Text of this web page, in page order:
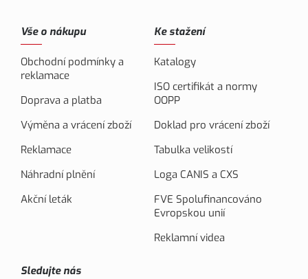
Vše o nákupu
Obchodní podmínky a
reklamace
Doprava a platba
Výměna a vrácení zboží
Reklamace
Náhradní plnění
Akční leták
Ke stažení
Katalogy
ISO certifikát a normy
OOPP
Doklad pro vrácení zboží
Tabulka velikostí
Loga CANIS a CXS
FVE Spolufinancováno
Evropskou unií
Reklamní videa
Sledujte nás